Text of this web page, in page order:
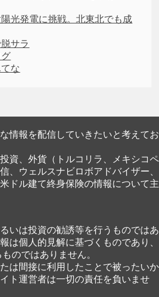
光発電に挑戦。北東北でも成
サラ
な
情報を配信していきたいと考えてお
資、外貨（トルコリラ、メキシコペ
、ウェルスナビロボアドバイザー、
ドル建て終身保険の情報について主
いは投資の勧誘等を行うものではあ
は個人的見解に基づくものであり、
のではありません。
は間接に利用したことで被ったいか
ト運営者は一切の責任を負いませ